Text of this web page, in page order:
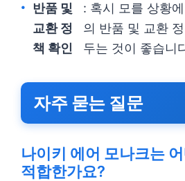
반품 및
교환 정
책 확인
: 혹시 모를 상황
의 반품 및 교환
두는 것이 좋습니
자주 묻는 질문
나이키 에어 모나크는
적합한가요?